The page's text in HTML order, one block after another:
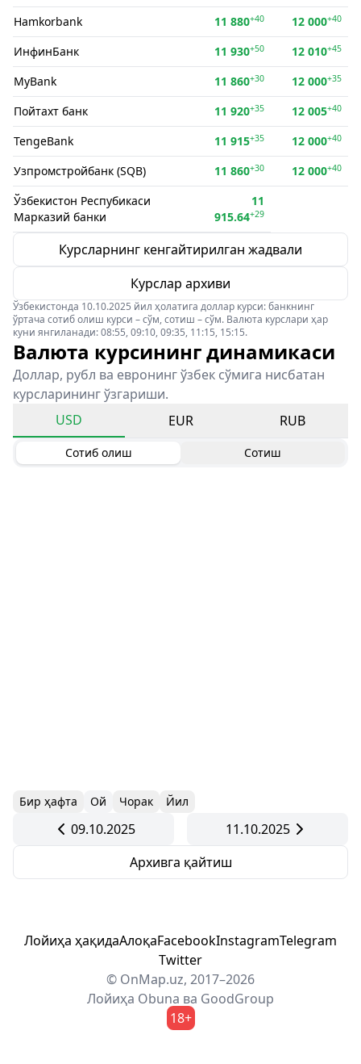
Hamkorbank 11 880+40 12 000+40
ИнфинБанк 11 930+50 12 010+45
MyBank 11 860+30 12 000+35
Пойтахт банк 11 920+35 12 005+40
TengeBank 11 915+35 12 000+40
Узпромстройбанк (SQB) 11 860+30 12 000+40
Ўзбекистон Респубикаси
Марказий банки
11
915.64+29
Курсларнинг кенгайтирилган жадвали
Курслар архиви
Ўзбекистонда 10.10.2025 йил ҳолатига доллар курси: банкнинг
ўртача сотиб олиш курси – сўм, сотиш – сўм. Валюта курслари ҳар
куни янгиланади: 08:55, 09:10, 09:35, 11:15, 15:15.
Валюта курсининг динамикаси
Доллар, рубл ва евронинг ўзбек сўмига нисбатан
курсларининг ўзгариши.
USD
EUR RUB
Сотиб олиш Сотиш
Бир ҳафта Ой Чорак Йил
09.10.2025
11.10.2025
Архивга қайтиш
Лойиҳа ҳақидаАлоқаFacebookInstagramTelegram
Twitter
© OnMap.uz, 2017–2026
Лойиҳа Obuna ва GoodGroup
18+